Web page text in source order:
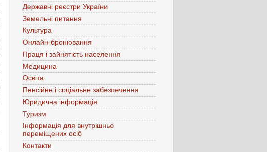
Державні реєстри України
Земельні питання
Культура
Онлайн-бронювання
Праця і зайнятість населення
Медицина
Освіта
Пенсійне і соціальне забезпечення
Юридична інформація
Туризм
Інформація для внутрішньо
переміщених осіб
Контакти